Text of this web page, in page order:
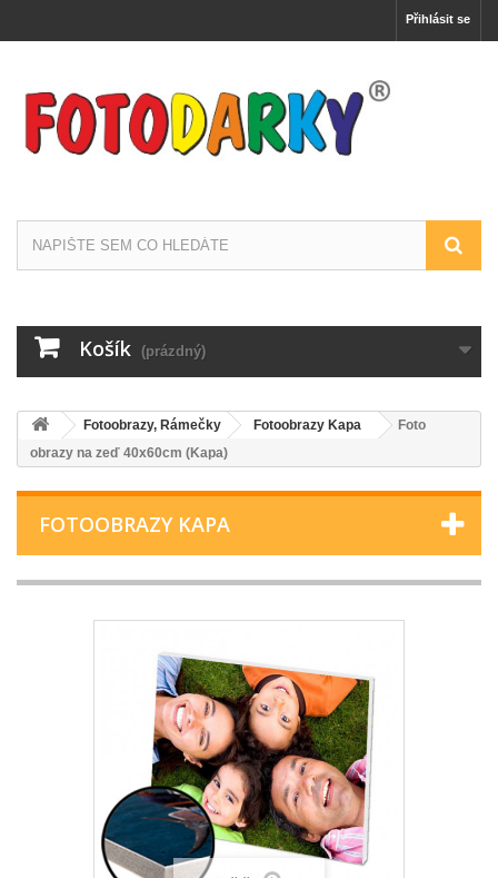
Přihlásit se
Košík (prázdný)
Fotoobrazy, Rámečky Fotoobrazy Kapa
Foto
obrazy na zeď 40x60cm (Kapa)
FOTOOBRAZY KAPA